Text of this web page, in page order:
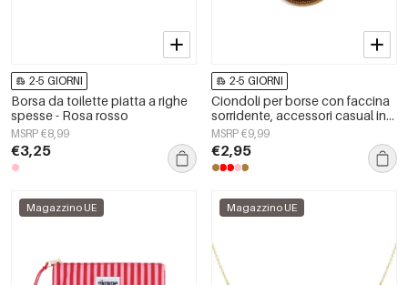
2-5 GIORNI
Borsa da toilette piatta a righe
spesse - Rosa rosso
MSRP €8,99
€3,25
2-5 GIORNI
Ciondoli per borse con faccina
sorridente, accessori casual in
vetro per tutti i giorni
MSRP €9,99
€2,95
Magazzino UE Magazzino UE